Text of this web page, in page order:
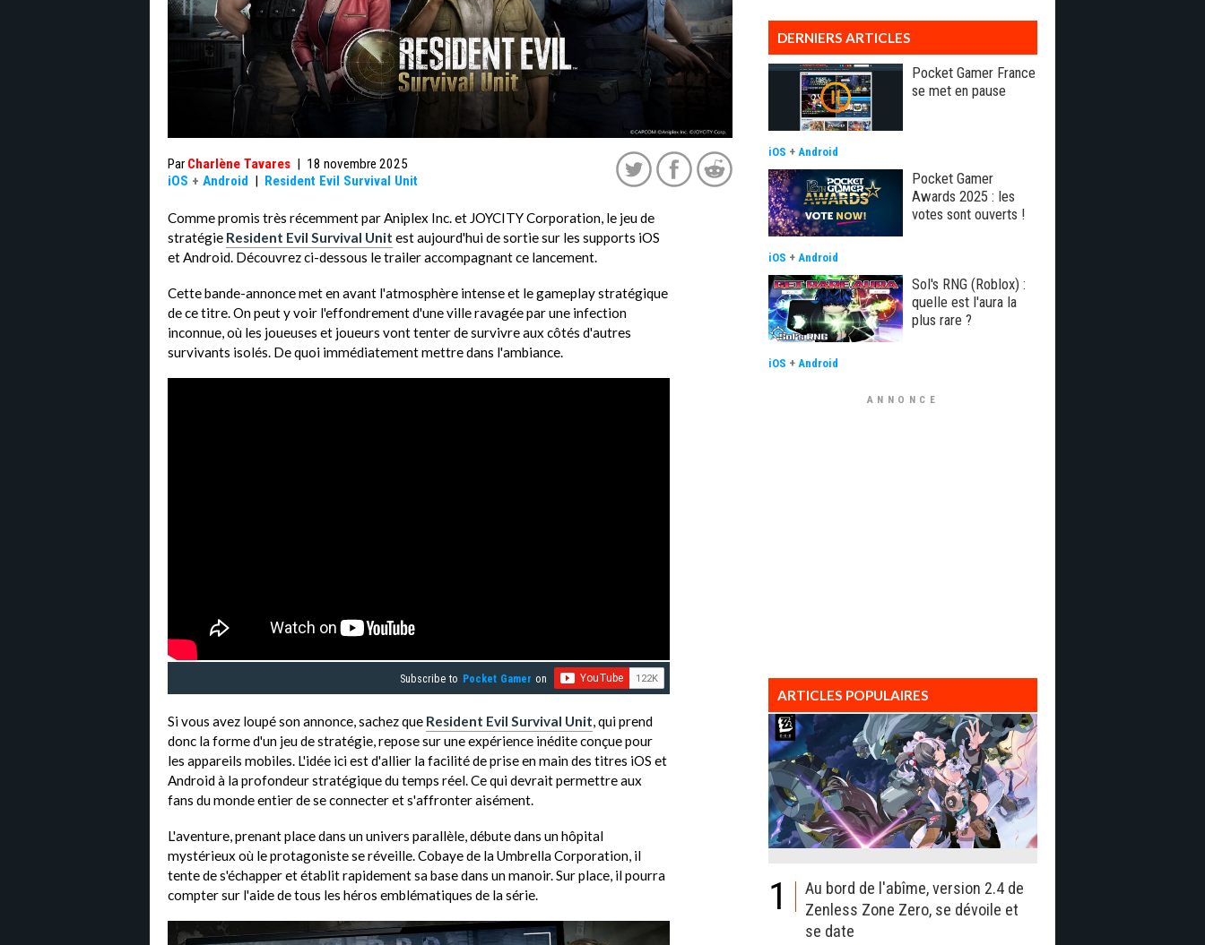
Par Charlène Tavares | 18 novembre 2025
iOS + Android | Resident Evil Survival Unit
Comme promis très récemment par Aniplex Inc. et JOYCITY Corporation, le jeu de
stratégie Resident Evil Survival Unit est aujourd'hui de sortie sur les supports iOS
et Android. Découvrez ci-dessous le trailer accompagnant ce lancement.
Cette bande-annonce met en avant l'atmosphère intense et le gameplay stratégique
de ce titre. On peut y voir l'effondrement d'une ville ravagée par une infection
inconnue, où les joueuses et joueurs vont tenter de survivre aux côtés d'autres
survivants isolés. De quoi immédiatement mettre dans l'ambiance.
Subscribe to Pocket Gamer on
Si vous avez loupé son annonce, sachez que Resident Evil Survival Unit, qui prend
donc la forme d'un jeu de stratégie, repose sur une expérience inédite conçue pour
les appareils mobiles. L'idée ici est d'allier la facilité de prise en main des titres iOS et
Android à la profondeur stratégique du temps réel. Ce qui devrait permettre aux
fans du monde entier de se connecter et s'affronter aisément.
L'aventure, prenant place dans un univers parallèle, débute dans un hôpital
mystérieux où le protagoniste se réveille. Cobaye de la Umbrella Corporation, il
tente de s'échapper et établit rapidement sa base dans un manoir. Sur place, il pourra
compter sur l'aide de tous les héros emblématiques de la série.
DERNIERS ARTICLES
Pocket Gamer France
se met en pause
iOS + Android
Pocket Gamer
Awards 2025 : les
votes sont ouverts !
iOS + Android
Sol's RNG (Roblox) :
quelle est l'aura la
plus rare ?
iOS + Android
ANNONCE
ARTICLES POPULAIRES
1
Au bord de l'abîme, version 2.4 de
Zenless Zone Zero, se dévoile et
se date